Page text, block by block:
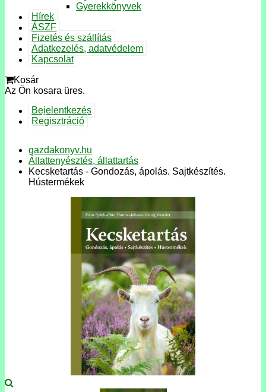
Gyerekkönyvek
Hírek
ÁSZF
Fizetés és szállítás
Adatkezelés, adatvédelem
Kapcsolat
Kosár
Az Ön kosara üres.
Bejelentkezés
Regisztráció
gazdakonyv.hu
Állattenyésztés, állattartás
Kecsketartás - Gondozás, ápolás. Sajtkészítés.
Hústermékek